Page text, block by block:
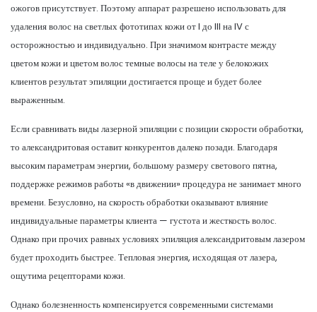
ожогов присутствует. Поэтому аппарат разрешено использовать для
удаления волос на светлых фототипах кожи от I до III на IV с
осторожностью и индивидуально. При значимом контрасте между
цветом кожи и цветом волос темные волосы на теле у белокожих
клиентов результат эпиляции достигается проще и будет более
выраженным.
Если сравнивать виды лазерной эпиляции с позиции скорости обработки,
то александритовая оставит конкурентов далеко позади. Благодаря
высоким параметрам энергии, большому размеру светового пятна,
поддержке режимов работы «в движении» процедура не занимает много
времени. Безусловно, на скорость обработки оказывают влияние
индивидуальные параметры клиента — густота и жесткость волос.
Однако при прочих равных условиях эпиляция александритовым лазером
будет проходить быстрее. Тепловая энергия, исходящая от лазера,
ощутима рецепторами кожи.
Однако болезненность компенсируется современными системами